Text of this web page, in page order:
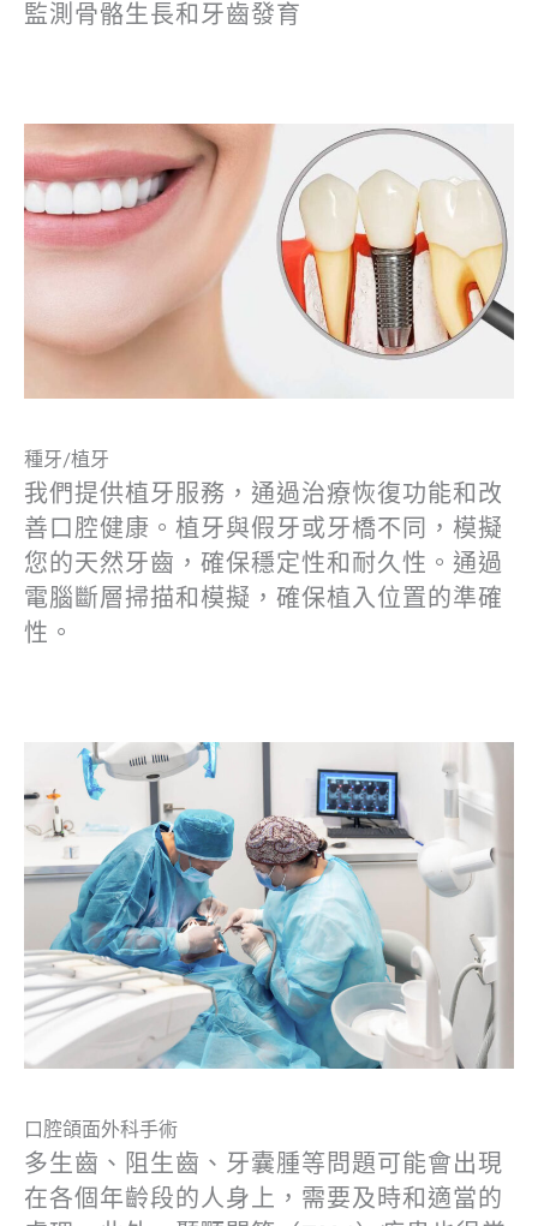
監測骨骼生長和牙齒發育
種牙/植牙
我們提供植牙服務，通過治療恢復功能和改
善口腔健康。植牙與假牙或牙橋不同，模擬
您的天然牙齒，確保穩定性和耐久性。通過
電腦斷層掃描和模擬，確保植入位置的準確
性。
口腔頜面外科手術
多生齒、阻生齒、牙囊腫等問題可能會出現
在各個年齡段的人身上，需要及時和適當的